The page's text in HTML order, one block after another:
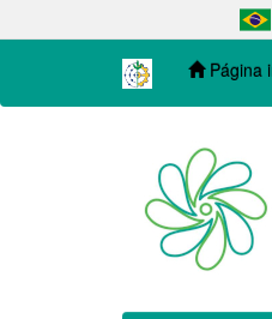
navigation
Página